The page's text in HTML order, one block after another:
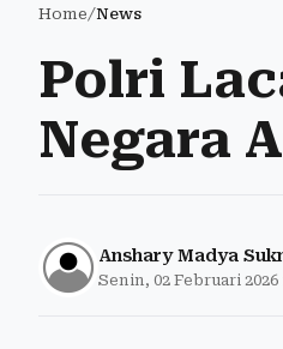
Home/News
Polri
Negara
Anshary Madya
Senin, 02 Februari 2026